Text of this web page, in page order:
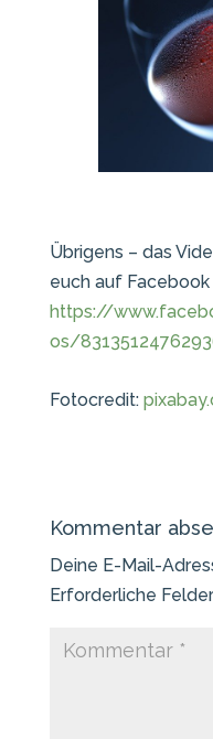
Übrigens – das
euch auf
https://
os/
Fotocredit:
Kommentar
Deine E-Mail-
Erforderliche